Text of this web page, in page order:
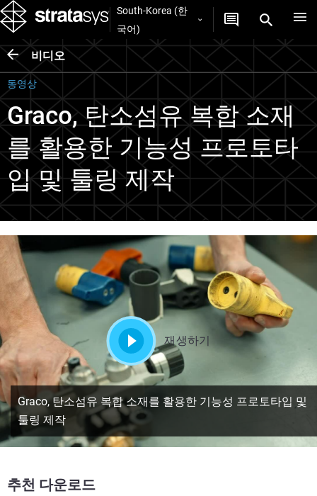
South-Korea (한
국어)
비디오
동영상
Graco, 탄소섬유 복합 소재
를 활용한 기능성 프로토타
입 및 툴링 제작
추천 다운로드
재생하기
Graco, 탄소섬유 복합 소재를 활용한 기능성 프로토타입 및
툴링 제작